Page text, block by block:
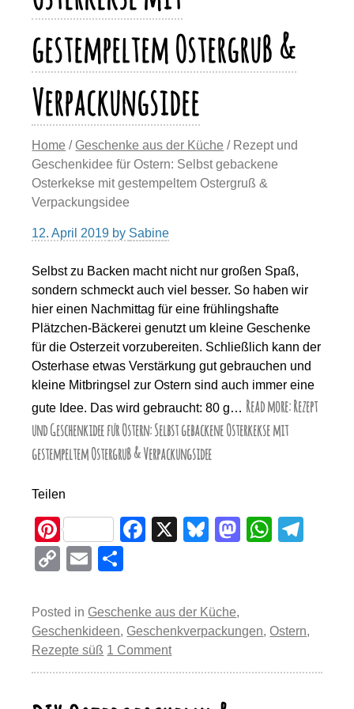
gestempeltem Ostergruß &
Verpackungsidee
Home / Geschenke aus der Küche / Rezept und
Geschenkidee für Ostern: Selbst gebackene
Osterkekse mit gestempeltem Ostergruß &
Verpackungsidee
12. April 2019 by Sabine
Selbst zu Backen macht nicht nur großen Spaß,
sondern schmeckt auch viel besser. So haben wir
hier einen Nachmittag für eine frühlingshafte
Plätzchen-Bäckerei genutzt um kleine Geschenke
für die Osterzeit vorzubereiten. Schließlich kann der
Osterhase etwas Verstärkung gut gebrauchen und
kleine Mitbringsel zur Ostern sind auch immer eine
gute Idee. Das wird gebraucht: 80 g… Read more: Rezept
und Geschenkidee für Ostern: Selbst gebackene Osterkekse mit
gestempeltem Ostergruß & Verpackungsidee
Teilen
Pi
nt
er
e
st
F
e
b
o
o
X
Bl
sk
y
M
d
n
W
A
p
a
C
p
y
Li
E
ail e
n
Posted in Geschenke aus der Küche,
Geschenkideen, Geschenkverpackungen,Ostern,
Rezepte süß 1 Comment